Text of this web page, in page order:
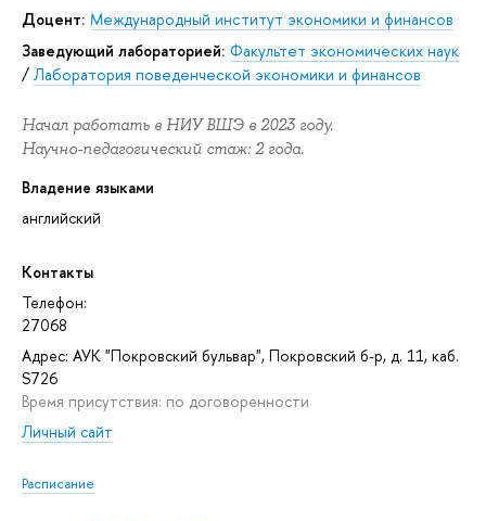
доцент: Международный институт экономики и финансов
Заведующий лабораторией: Факультет экономических наук
/ Лаборатория поведенческой экономики и финансов
Начал работать в НИУ ВШЭ в 2023 году.
Научно-педагогический стаж: 2 года.
Владение языками
английский
Контакты
Телефон:
27068
Адрес: АУК "Покровский бульвар", Покровский б-р, д. 11, каб.
S726
Время присутствия: по договоренности
Личный сайт
Расписание